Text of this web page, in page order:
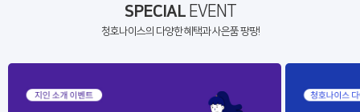
SPECIALEVENT
청호나이스의 다양한 혜택과 사은품 팡팡!